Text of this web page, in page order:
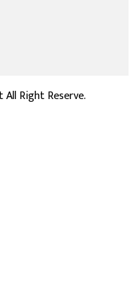
Right Reserve.